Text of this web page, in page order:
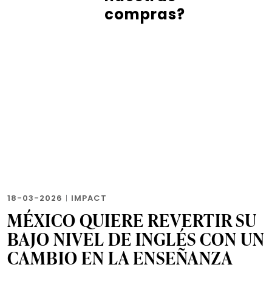
compras?
18-03-2026 | IMPACT
MÉXICO QUIERE REVERTIR SU
BAJO NIVEL DE INGLÉS CON UN
CAMBIO EN LA ENSEÑANZA